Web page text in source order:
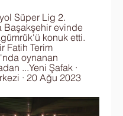
Süper Lig 2.
Başakşehir evinde
konuk etti.
Fatih Terim
oynanan
...Yeni Şafak ·
· 20 Ağu 2023